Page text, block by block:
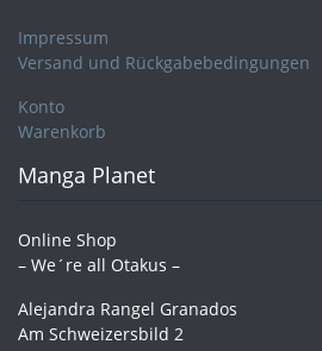
Impressum
Versand und Rückgabebedingungen
Konto
Warenkorb
Manga Planet
Online Shop
– We´re all Otakus –
Alejandra Rangel Granados
Am Schweizersbild 2